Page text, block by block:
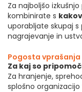
Za najboljšo
kombinirate s
uporabljate skupaj s
nagrajevanje in
Pogosta vprašanja
Za kaj so
Za hranjenje,
splošno